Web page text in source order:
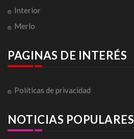
Interior
Merlo
PAGINAS DE INTERÉS
Políticas de privacidad
NOTICIAS POPULARES